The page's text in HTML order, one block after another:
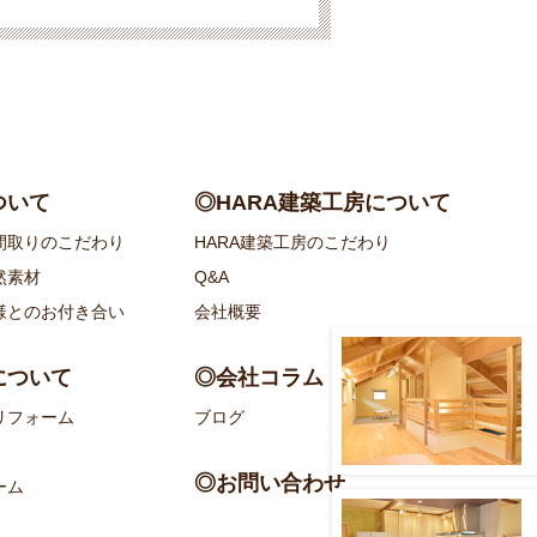
て
りのこだわり
素材
とのお付き合い
いて
フォーム
ム
◎HARA建築工房について
HARA建築工房のこだわり
Q&A
会社概要
◎会社コラム
ブログ
◎お問い合わせ